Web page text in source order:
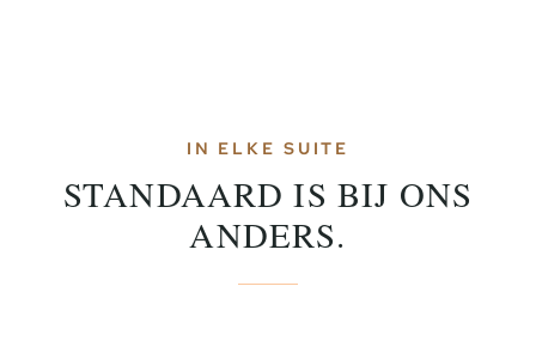
IN ELKE SUITE
STANDAARD IS BIJ ONS
ANDERS.